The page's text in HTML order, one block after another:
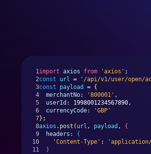
1
2
3
4
5
6
7
8
9
10
11
import axios from 'axios' ;
const
url = '/api/v1/user/open/
const
payload = {
merchantNo:
'800001' ,
userId:
1998001234567890,
currencyCode:
'GBP'
} ;
axios . post ( url , payload , {
headers:
{
'Content-Type' :
}